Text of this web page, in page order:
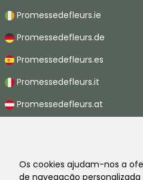
Os cookies ajudam-nos a
de navegação
Promessedefleurs.ie
Promessedefleurs.de
Promessedefleurs.es
Promessedefleurs.it
Promessedefleurs.at
Promessedefleurs.ch